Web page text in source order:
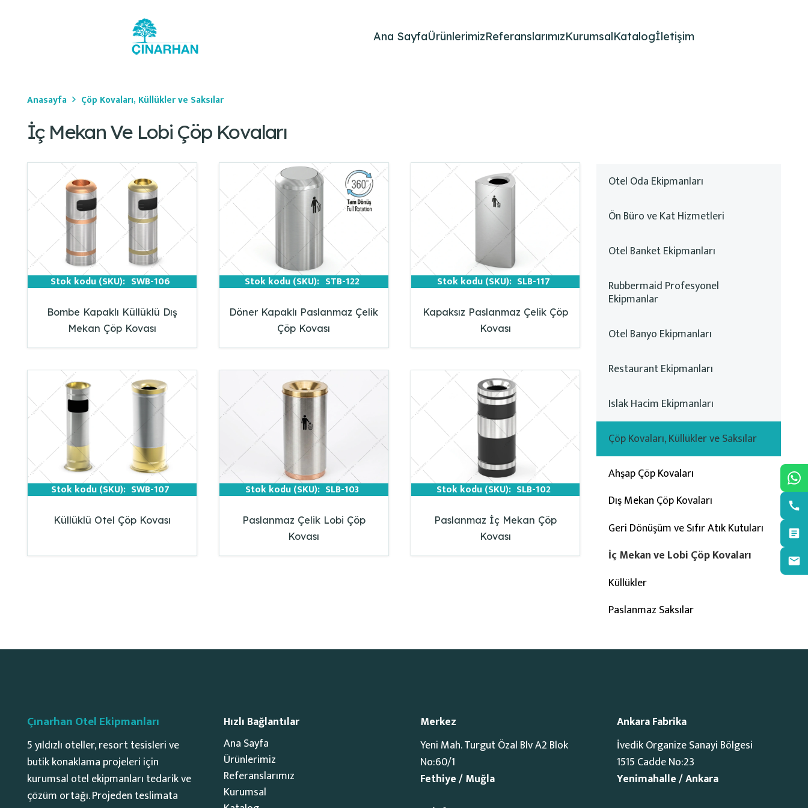
Ana SayfaÜrünlerimizReferanslarımızKurumsalKatalogİletişim
Anasayfa Çöp Kovaları, Küllükler ve Saksılar
İç Mekan Ve Lobi Çöp Kovaları
Stok kodu (SKU): SWB-106
Bombe Kapaklı Küllüklü Dış
Mekan Çöp Kovası
Stok kodu (SKU): STB-122
Döner Kapaklı Paslanmaz Çelik
Çöp Kovası
Stok kodu (SKU): SLB-117
Kapaksız Paslanmaz Çelik Çöp
Kovası
Stok kodu (SKU): SWB-107
Küllüklü Otel Çöp Kovası
Stok kodu (SKU): SLB-103
Paslanmaz Çelik Lobi Çöp
Kovası
Stok kodu (SKU): SLB-102
Paslanmaz İç Mekan Çöp
Kovası
Otel Oda Ekipmanları
Ön Büro ve Kat Hizmetleri
Otel Banket Ekipmanları
Rubbermaid Profesyonel
Ekipmanlar
Otel Banyo Ekipmanları
Restaurant Ekipmanları
Islak Hacim Ekipmanları
Çöp Kovaları, Küllükler ve Saksılar
Ahşap Çöp Kovaları
Dış Mekan Çöp Kovaları
Geri Dönüşüm ve Sıfır Atık Kutuları
İç Mekan ve Lobi Çöp Kovaları
Küllükler
Paslanmaz Saksılar
Çınarhan Otel Ekipmanları
5 yıldızlı oteller, resort tesisleri ve
butik konaklama projeleri için
kurumsal otel ekipmanları tedarik ve
çözüm ortağı. Projeden teslimata
Hızlı Bağlantılar
Ana Sayfa
Ürünlerimiz
Referanslarımız
Kurumsal
Merkez
Yeni Mah. Turgut Özal Blv A2 Blok
No:60/1
Fethiye / Muğla
Ankara Fabrika
İvedik Organize Sanayi Bölgesi
1515 Cadde No:23
Yenimahalle / Ankara